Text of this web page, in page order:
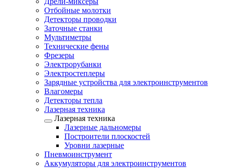
Отбойные молотки
Детекторы проводки
Заточные станки
Мультиметры
Технические фены
Фрезеры
Электрорубанки
Электростеплеры
Зарядные устройства для электроинструментов
Влагомеры
Детекторы тепла
Лазерная техника
Лазерная техника
Лазерные дальномеры
Построители плоскостей
Уровни лазерные
Пневмоинструмент
Аккумуляторы для электроинструментов